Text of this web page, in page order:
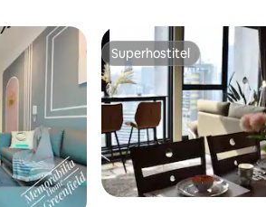
Superhostiteľ
Superhostiteľ